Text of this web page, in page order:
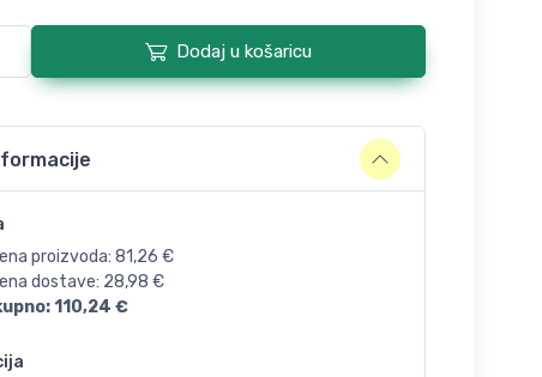
Dodaj u košaricu
proizvoda: 81,26 €
dostave: 28,98 €
110,24 €